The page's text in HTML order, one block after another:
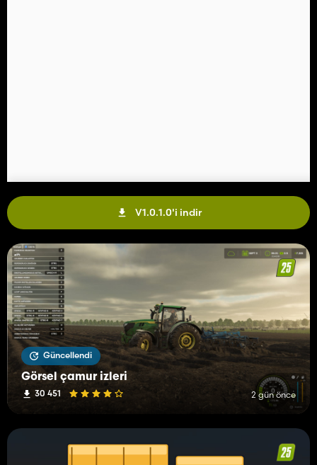
V1.0.1.0'i indir
Güncellendi
Görsel çamur izleri
30 451 2 gün önce